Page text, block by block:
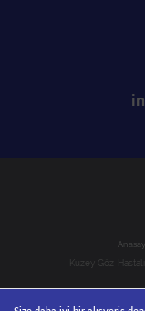
Kuzey Göz